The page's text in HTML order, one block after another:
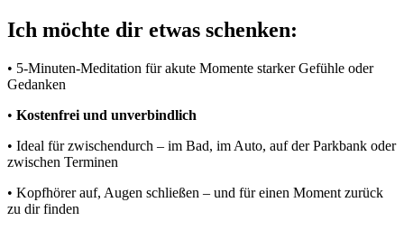
Ich möchte dir etwas schenken:
• 5-Minuten-Meditation für akute Momente starker Gefühle oder
Gedanken
• Kostenfrei und unverbindlich
• Ideal für zwischendurch – im Bad, im Auto, auf der Parkbank oder
zwischen Terminen
• Kopfhörer auf, Augen schließen – und für einen Moment zurück
zu dir finden